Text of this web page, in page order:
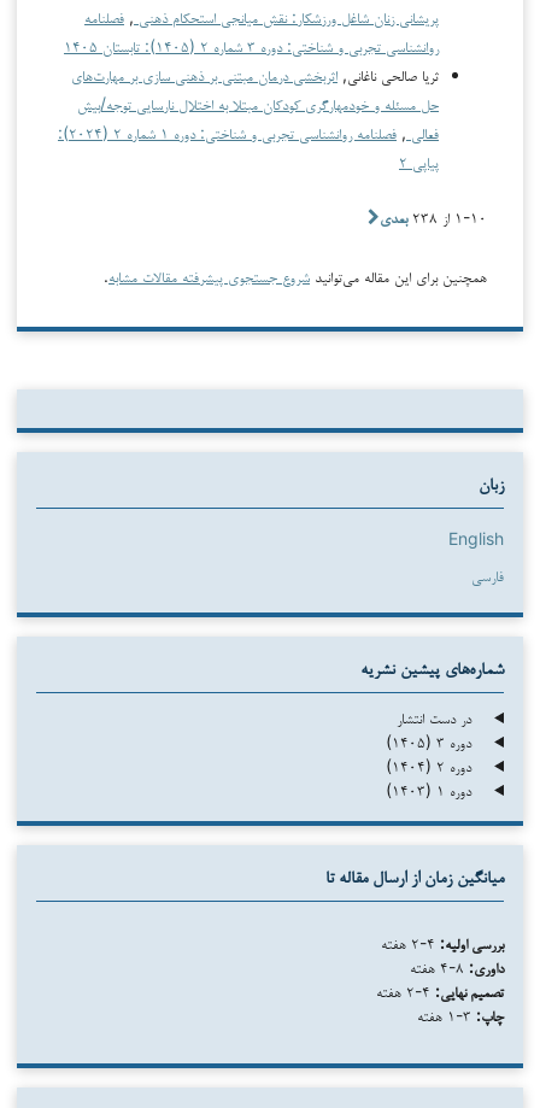
پریشانی زنان شاغل ورزشکار: نقش میانجی استحکام ذهنی , فصلنامه
روانشناسی تجربی و شناختی: دوره ۳ شماره ۲ (۱۴۰۵): تابستان ۱۴۰۵
ثریا صالحی ناغانی, اثربخشی درمان مبتنی بر ذهنی سازی بر مهارت‌های
حل مسئله و خودمهارگری کودکان مبتلا به اختلال نارسایی توجه/بیش
فعالی ,
فصلنامه روانشناسی تجربی و شناختی: دوره ۱ شماره ۲ (۲۰۲۴):
پیاپی ۲
۱-۱۰ از ۲۳۸ بعدی
همچنین برای این مقاله می‌توانید شروع جستجوی پیشرفته مقالات مشابه.
زبان
English
فارسی
شماره‌های پیشین نشریه
در دست انتشار
دوره ۳ (۱۴۰۵)
دوره ۲ (۱۴۰۴)
دوره ۱ (۱۴۰۳)
میانگین زمان از ارسال مقاله تا
بررسی اولیه:
داوری:
تصمیم نهایی:
چاپ: